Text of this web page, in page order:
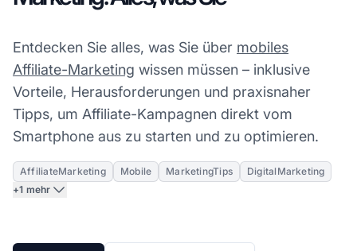
Entdecken Sie alles, was Sie über mobiles
Affiliate-Marketing wissen müssen – inklusive
Vorteile, Herausforderungen und praxisnaher
Tipps, um Affiliate-Kampagnen direkt vom
Smartphone aus zu starten und zu optimieren.
AffiliateMarketing Mobile MarketingTips
DigitalMarketing
+1 mehr